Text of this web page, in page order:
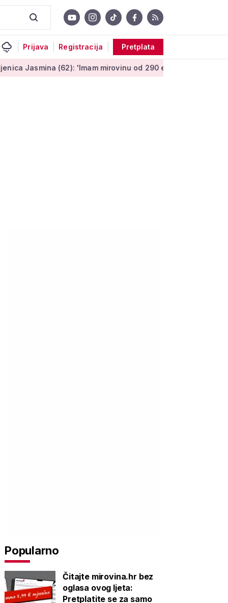
Prijava Registracija Pretplata
(62): 'Imam mirovinu od 290 eura, a dobijem i socijalnu
Popularno
Čitajte mirovina.hr bez
oglasa ovog ljeta:
Pretplatite se za samo